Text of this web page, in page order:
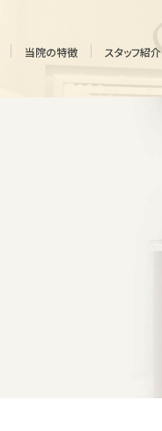
当院の特徴 スタッフ紹介